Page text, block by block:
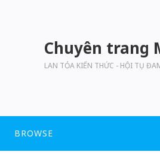
Chuyên trang
LAN TỎA KIẾN THỨC - HỘI TỤ
BROWSE